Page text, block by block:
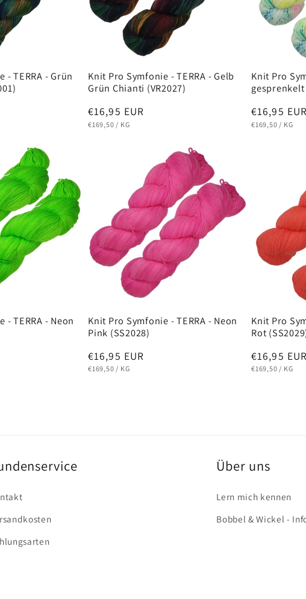
- TERRA - Grün
Knit Pro Symfonie - TERRA - Gelb
Grün Chianti (VR2027)
Normaler
Preis
€16,95 EUR
GRUNDPREIS
€169,50 / PRO
KG
Knit Pro
gesprenkelt
Normaler
Preis
€16,95 EUR
GRUNDPREIS
€169,50 / PRO
KG
- TERRA - Neon
Knit Pro Symfonie - TERRA - Neon
Pink (SS2028)
Normaler
Preis
€16,95 EUR
GRUNDPREIS
€169,50 / PRO
KG
Knit Pro
Rot
Normaler
Preis
€16,95 EUR
GRUNDPREIS
€169,50 / PRO
KG
Über uns
Lern mich kennen
Bobbel & Wickel -